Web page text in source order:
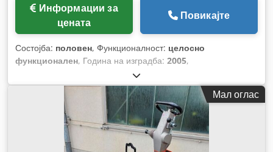
цената
Повикајте
Состојба: половен, Функционалност: целосно
функционален, Година на изградба: 2005,
Мал оглас